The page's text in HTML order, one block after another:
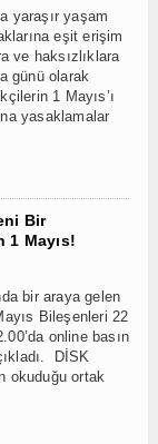
yaraşır yaşam
eşit erişim
ve haksızlıklara
günü olarak
1 Mayıs’ı
yasaklamalar
Bir
1 Mayıs!
bir araya gelen
Bileşenleri 22
online basın
DİSK
okuduğu ortak